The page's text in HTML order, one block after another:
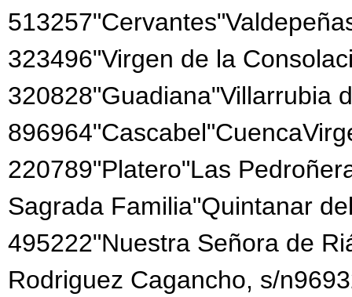
323496"Virgen de la
320828"Guadiana"Villarrubia
220789"Platero"Las
Sagrada Familia"Quintanar
495222"Nuestra Señora de
Rodriguez Cagancho, s/